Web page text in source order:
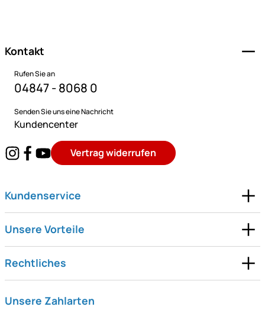
Kontakt
Rufen Sie an
04847 - 8068 0
Senden Sie uns eine Nachricht
Kundencenter
Vertrag widerrufen
Kundenservice
Unsere Vorteile
Rechtliches
Unsere Zahlarten